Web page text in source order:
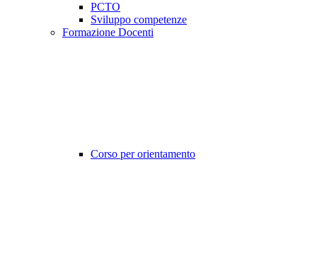
PCTO
Sviluppo competenze
Formazione Docenti
Corso per orientamento